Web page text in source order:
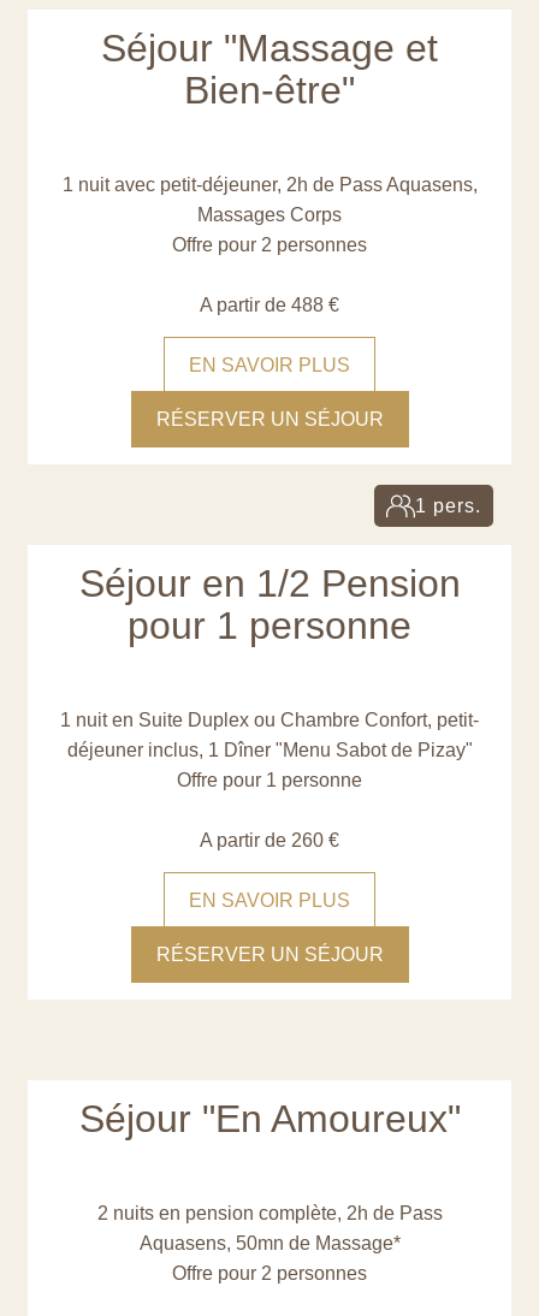
Séjour "Massage et
Bien-être"
1 nuit avec petit-déjeuner, 2h de Pass Aquasens,
Massages Corps
Offre pour 2 personnes
A partir de 488 €
EN SAVOIR PLUS
RÉSERVER UN SÉJOUR
1 pers.
Séjour en 1/2 Pension
pour 1 personne
1 nuit en Suite Duplex ou Chambre Confort, petit-
déjeuner inclus, 1 Dîner "Menu Sabot de Pizay"
Offre pour 1 personne
A partir de 260 €
EN SAVOIR PLUS
RÉSERVER UN SÉJOUR
Séjour "En Amoureux"
2 nuits en pension complète, 2h de Pass
Aquasens, 50mn de Massage*
Offre pour 2 personnes